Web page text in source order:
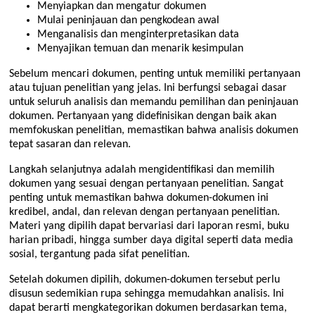
Menyiapkan dan mengatur dokumen
Mulai peninjauan dan pengkodean awal
Menganalisis dan menginterpretasikan data
Menyajikan temuan dan menarik kesimpulan
Sebelum mencari dokumen, penting untuk memiliki pertanyaan
atau tujuan penelitian yang jelas. Ini berfungsi sebagai dasar
untuk seluruh analisis dan memandu pemilihan dan peninjauan
dokumen. Pertanyaan yang didefinisikan dengan baik akan
memfokuskan penelitian, memastikan bahwa analisis dokumen
tepat sasaran dan relevan.
Langkah selanjutnya adalah mengidentifikasi dan memilih
dokumen yang sesuai dengan pertanyaan penelitian. Sangat
penting untuk memastikan bahwa dokumen-dokumen ini
kredibel, andal, dan relevan dengan pertanyaan penelitian.
Materi yang dipilih dapat bervariasi dari laporan resmi, buku
harian pribadi, hingga sumber daya digital seperti data media
sosial, tergantung pada sifat penelitian.
Setelah dokumen dipilih, dokumen-dokumen tersebut perlu
disusun sedemikian rupa sehingga memudahkan analisis. Ini
dapat berarti mengkategorikan dokumen berdasarkan tema,